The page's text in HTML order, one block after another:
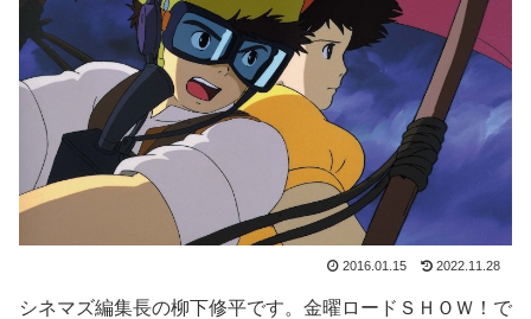
2016.01.15 2022.11.28
シネマズ編集長の柳下修平です。金曜ロードＳＨＯＷ！で